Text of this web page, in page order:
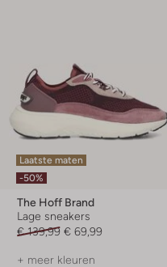
Laatste maten
-50%
The Hoff Brand
Lage sneakers
€ 139,99 € 69,99
+ meer kleuren